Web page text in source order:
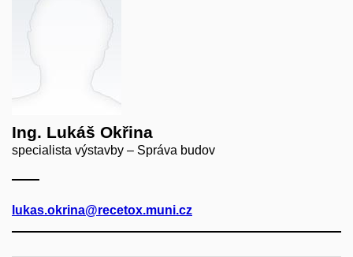
Ing. Lukáš Okřina
specialista výstavby – Správa budov
lukas.okrina@recetox.muni.cz